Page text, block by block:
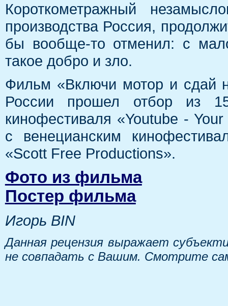
Короткометражный
производства Россия,
бы вообще-то отменил: с
такое добро и зло.
Фильм «Включи мотор и сдай
России прошел отбор из
кинофестиваля «Youtube -
с венецианским
«Scott Free Productions».
Фото из фильма
Постер фильма
Игорь BIN
Данная рецензия выражает
не совпадать с Вашим. Смотрите